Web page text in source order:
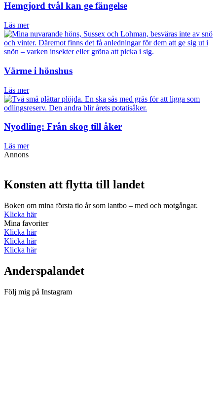
Hemgjord tvål kan ge fängelse
Läs mer
Värme i hönshus
Läs mer
Nyodling: Från skog till åker
Läs mer
Annons
Konsten att flytta till landet
Boken om mina första tio år som lantbo – med och motgångar.
Klicka här
Mina favoriter
Klicka här
Klicka här
Klicka här
Anderspalandet
Följ mig på Instagram